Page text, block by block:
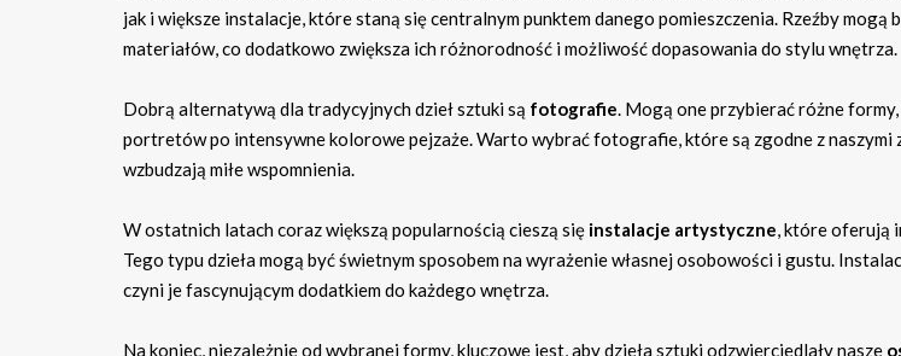
jak i większe instalacje, które staną się centralnym punktem danego pomieszczenia. Rzeźby mogą
materiałów, co dodatkowo zwiększa ich różnorodność i możliwość dopasowania do stylu wnętrza.
Dobrą alternatywą dla tradycyjnych dzieł sztuki są fotografie . Mogą one przybierać różne
portretów po intensywne kolorowe pejzaże. Warto wybrać fotografie, które są zgodne z naszymi
wzbudzają miłe wspomnienia.
W ostatnich latach coraz większą popularnością cieszą się instalacje artystyczne , które oferują
Tego typu dzieła mogą być świetnym sposobem na wyrażenie własnej osobowości i gustu.
czyni je fascynującym dodatkiem do każdego wnętrza.
Na koniec, niezależnie od wybranej formy, kluczowe jest, aby dzieła sztuki odzwierciedlały nasze